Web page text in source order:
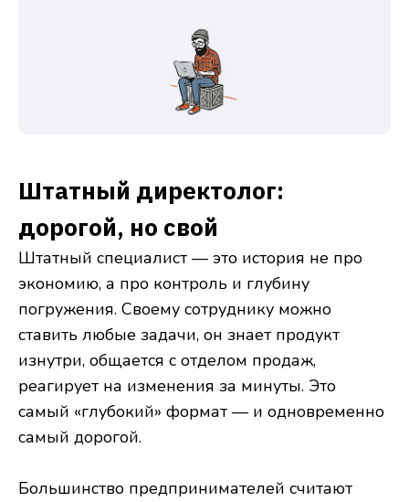
Штатный директолог:
дорогой, но свой
Штатный специалист — это история не про
экономию, а про контроль и глубину
погружения. Своему сотруднику можно
ставить любые задачи, он знает продукт
изнутри, общается с отделом продаж,
реагирует на изменения за минуты. Это
самый «глубокий» формат — и одновременно
самый дорогой.
Большинство предпринимателей считают